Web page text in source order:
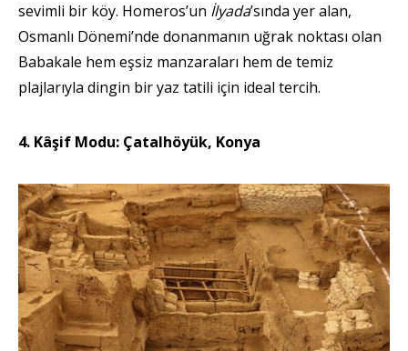
sevimli bir köy. Homeros’un İlyada’sında yer alan,
Osmanlı Dönemi’nde donanmanın uğrak noktası olan
Babakale hem eşsiz manzaraları hem de temiz
plajlarıyla dingin bir yaz tatili için ideal tercih.
4. Kâşif Modu: Çatalhöyük, Konya